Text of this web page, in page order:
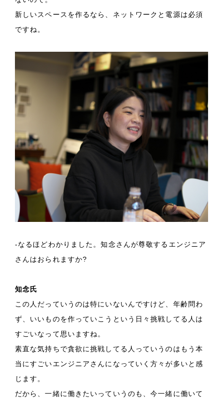
新しいスペースを作るなら、ネットワークと電源は必須
ですね。
-なるほどわかりました。知念さんが尊敬するエンジニア
さんはおられますか?
知念氏
この人だっていうのは特にいないんですけど、年齢問わ
ず、いいものを作っていこうという日々挑戦してる人は
すごいなって思いますね。
素直な気持ちで貪欲に挑戦してる人っていうのはもう本
当にすごいエンジニアさんになっていく方々が多いと感
じます。
だから、一緒に働きたいっていうのも、今一緒に働いて